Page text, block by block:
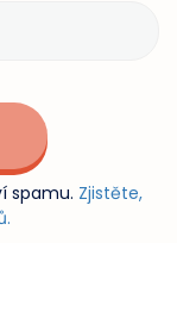
spamu. Zjistěte,